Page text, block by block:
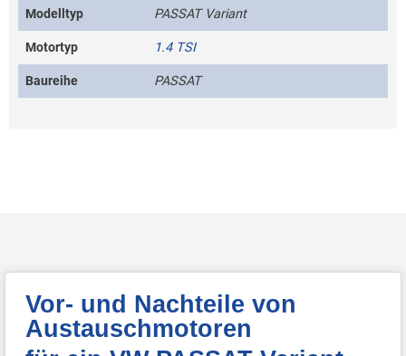
Modelltyp PASSAT Variant
Motortyp 1.4 TSI
Baureihe PASSAT
Vor- und Nachteile von
Austauschmotoren